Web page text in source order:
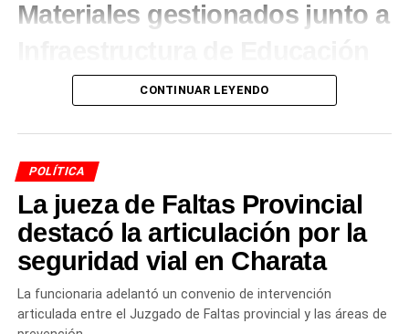
NOTICIAS
El Municipio de Charata presentó su agenda
Materiales gestionados junto a
Los materiales fueron gestionados a través de
Infraestructura de Educación, sumando esfuerzos para
que los espacios deportivos deCharataestén cada vez
que continuarán trabajando para mejorar los lugares
donde los vecinos y deportistas se encuentran, entrenan
y crecen.
Másnoticias de CharataenCharataChaco.Net.
CONTINUAR LEYENDO
POLÍTICA
La jueza de Faltas Provincial
destacó la articulación por la
seguridad vial en Charata
La funcionaria adelantó un convenio de intervención
articulada entre el Juzgado de Faltas provincial y las áreas de